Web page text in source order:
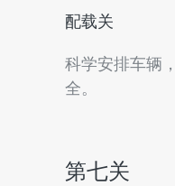
配载关
科学安排车辆
全。
第七关